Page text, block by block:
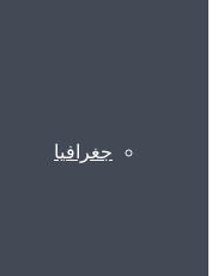
جغرافیا